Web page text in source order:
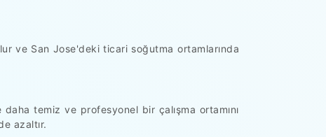
ve San Jose'deki ticari soğutma ortamlarında
temiz ve profesyonel bir çalışma ortamını
azaltır.